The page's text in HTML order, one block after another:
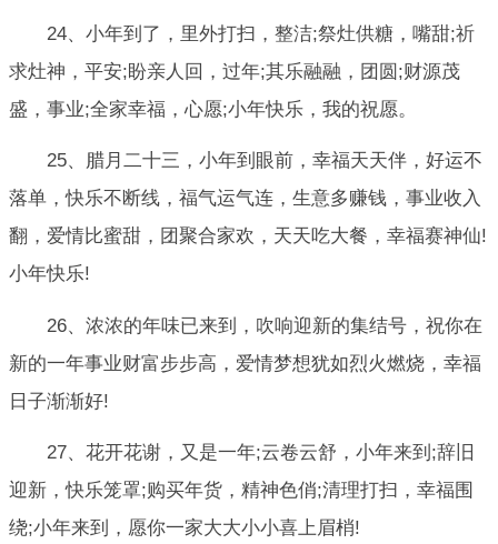
24、小年到了，里外打扫，整洁;祭灶供糖，嘴甜;祈
求灶神，平安;盼亲人回，过年;其乐融融，团圆;财源茂
盛，事业;全家幸福，心愿;小年快乐，我的祝愿。
25、腊月二十三，小年到眼前，幸福天天伴，好运不
落单，快乐不断线，福气运气连，生意多赚钱，事业收入
翻，爱情比蜜甜，团聚合家欢，天天吃大餐，幸福赛神仙!
小年快乐!
26、浓浓的年味已来到，吹响迎新的集结号，祝你在
新的一年事业财富步步高，爱情梦想犹如烈火燃烧，幸福
日子渐渐好!
27、花开花谢，又是一年;云卷云舒，小年来到;辞旧
迎新，快乐笼罩;购买年货，精神色俏;清理打扫，幸福围
绕;小年来到，愿你一家大大小小喜上眉梢!